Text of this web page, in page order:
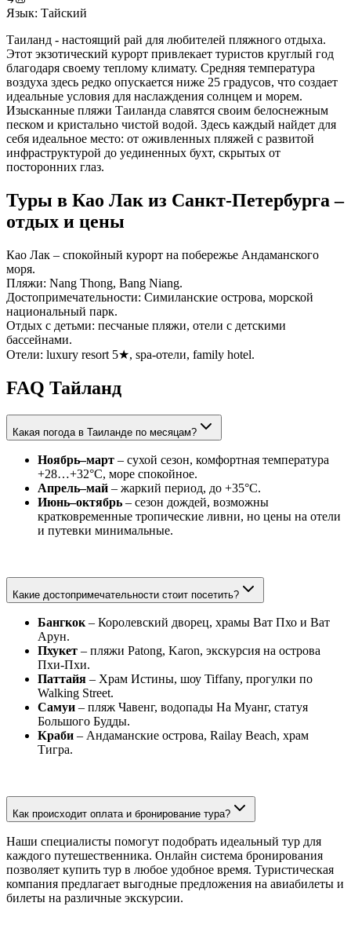
Язык: Тайский
Таиланд - настоящий рай для любителей пляжного отдыха.
Этот экзотический курорт привлекает туристов круглый год
благодаря своему теплому климату. Средняя температура
воздуха здесь редко опускается ниже 25 градусов, что создает
идеальные условия для наслаждения солнцем и морем.
Изысканные пляжи Таиланда славятся своим белоснежным
песком и кристально чистой водой. Здесь каждый найдет для
себя идеальное место: от оживленных пляжей с развитой
инфраструктурой до уединенных бухт, скрытых от
посторонних глаз.
Туры в Као Лак из Санкт-Петербурга –
отдых и цены
Као Лак – спокойный курорт на побережье Андаманского
моря.
Пляжи: Nang Thong, Bang Niang.
Достопримечательности: Симиланские острова, морской
национальный парк.
Отдых с детьми: песчаные пляжи, отели с детскими
бассейнами.
Отели: luxury resort 5★, spa-отели, family hotel.
FAQ Тайланд
Какая погода в Таиланде по месяцам?
Ноябрь–март – сухой сезон, комфортная температура
+28…+32°C, море спокойное.
Апрель–май – жаркий период, до +35°C.
Июнь–октябрь – сезон дождей, возможны
кратковременные тропические ливни, но цены на отели
и путевки минимальные.
Какие достопримечательности стоит посетить?
Бангкок – Королевский дворец, храмы Ват Пхо и Ват
Арун.
Пхукет – пляжи Patong, Karon, экскурсия на острова
Пхи-Пхи.
Паттайя – Храм Истины, шоу Tiffany, прогулки по
Walking Street.
Самуи – пляж Чавенг, водопады На Муанг, статуя
Большого Будды.
Краби – Андаманские острова, Railay Beach, храм
Тигра.
Как происходит оплата и бронирование тура?
Наши специалисты помогут подобрать идеальный тур для
каждого путешественника. Онлайн система бронирования
позволяет купить тур в любое удобное время. Туристическая
компания предлагает выгодные предложения на авиабилеты и
билеты на различные экскурсии.